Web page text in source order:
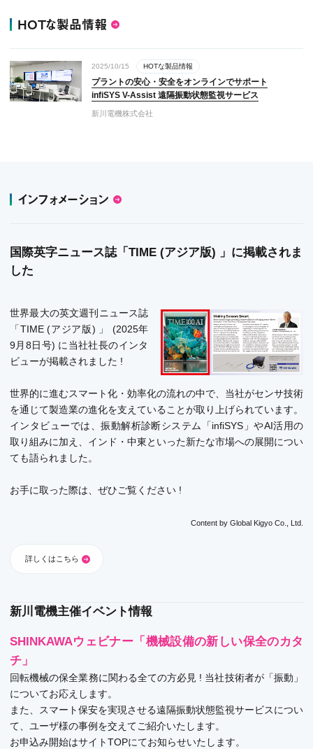
HOTな製品情報
2025/10/15 HOTな製品情報
プラントの安心・安全をオンラインでサポート
infiSYS V-Assist 遠隔振動状態監視サービス
新川電機株式会社
インフォメーション
国際英字ニュース誌「TIME (アジア版) 」に掲載されま
した
世界最大の英文週刊ニュース誌
「TIME (アジア版) 」 (2025年
9月8日号) に当社社長のインタ
ビューが掲載されました !
世界的に進むスマート化・効率化の流れの中で、当社がセンサ技術
を通じて製造業の進化を支えていることが取り上げられています。
インタビューでは、振動解析診断システム「infiSYS」やAI活用の
取り組みに加え、インド・中東といった新たな市場への展開につい
ても語られました。
お手に取った際は、ぜひご覧ください !
Content by Global Kigyo Co., Ltd.
詳しくはこちら
新川電機主催イベント情報
SHINKAWAウェビナー「機械設備の新しい保全のカタ
チ」
回転機械の保全業務に関わる全ての方必見 ! 当社技術者が「振動」
についてお応えします。
また、スマート保安を実現させる遠隔振動状態監視サービスについ
て、ユーザ様の事例を交えてご紹介いたします。
お申込み開始はサイトTOPにてお知らせいたします。